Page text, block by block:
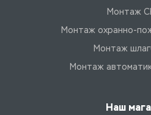
Монтаж
Монтаж охранно-
Монтаж
Монтаж
Наш